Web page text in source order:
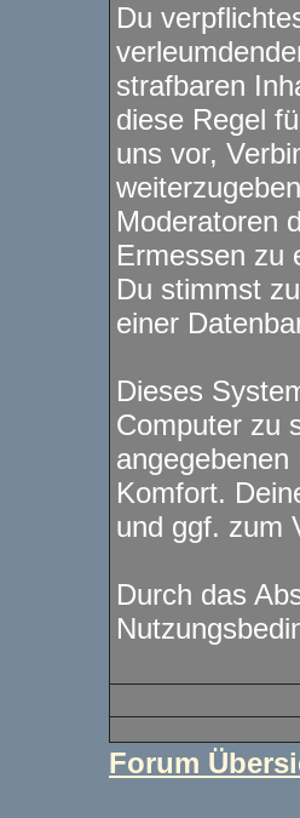
Du
strafbaren
diese Regel
uns vor,
Moderatoren
Ermessen zu
Du stimmst
einer
Dieses
Computer zu
Komfort.
und ggf. zum
Durch das
Forum